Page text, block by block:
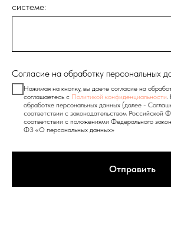
системе:
Согласие на обработку персональных
Нажимая на кнопку, вы даете согласие на
соглашаетесь c Политикой конфиденциальности.
обработке персональных данных (далее -
соответствии с законодательством Российской
соответствии с положениями Федерального
Ф3 «О персональных данных»
Отправить